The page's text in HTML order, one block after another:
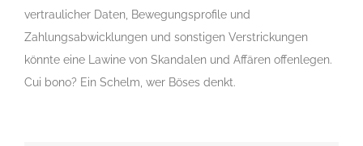
vertraulicher Daten, Bewegungsprofile und
Zahlungsabwicklungen und sonstigen Verstrickungen
könnte eine Lawine von Skandalen und Affären offenlegen.
Cui bono? Ein Schelm, wer Böses denkt.